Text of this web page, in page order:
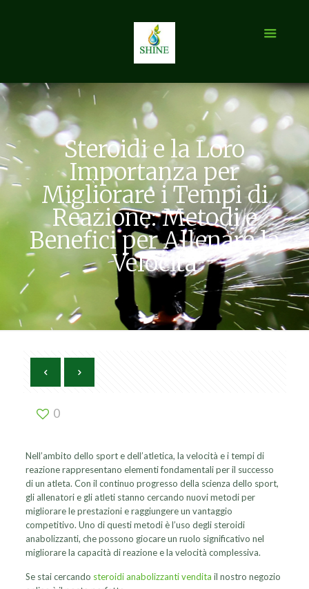
Steroidi e la Loro
Importanza per
Migliorare i Tempi di
Reazione: Metodi e
Benefici per Allenare la
Velocità
0
Nell’ambito dello sport e dell’atletica, la velocità e i tempi di
reazione rappresentano elementi fondamentali per il successo
di un atleta. Con il continuo progresso della scienza dello sport,
gli allenatori e gli atleti stanno cercando nuovi metodi per
migliorare le prestazioni e raggiungere un vantaggio
competitivo. Uno di questi metodi è l’uso degli steroidi
anabolizzanti, che possono giocare un ruolo significativo nel
migliorare la capacità di reazione e la velocità complessiva.
Se stai cercando steroidi anabolizzanti vendita il nostro negozio